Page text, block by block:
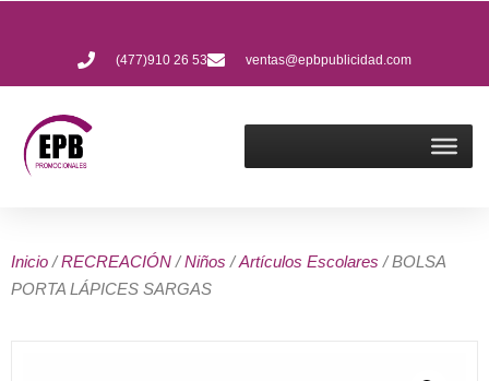
(477)910 26 53 ventas@epbpublicidad.com
Inicio /RECREACIÓN /Niños /Artículos Escolares / BOLSA
PORTA LÁPICES SARGAS